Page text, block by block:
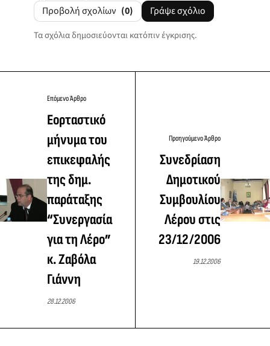
Προβολή σχολίων (0) Γράψε σχόλιο
Τα σχόλια δημοσιεύονται κατόπιν έγκρισης.
Επόμενο Άρθρο
Εορταστικό
μήνυμα του
επικεφαλής
της δημ.
παράταξης
“Συνεργασία
για τη Λέρο”
κ. Ζαβόλα
Γιάννη
28.12.2006
Προηγούμενο Άρθρο
Συνεδρίαση
Δημοτικού
Συμβουλίου
Λέρου στις
23/12/2006
19.12.2006